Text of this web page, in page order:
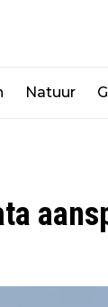
Natuur